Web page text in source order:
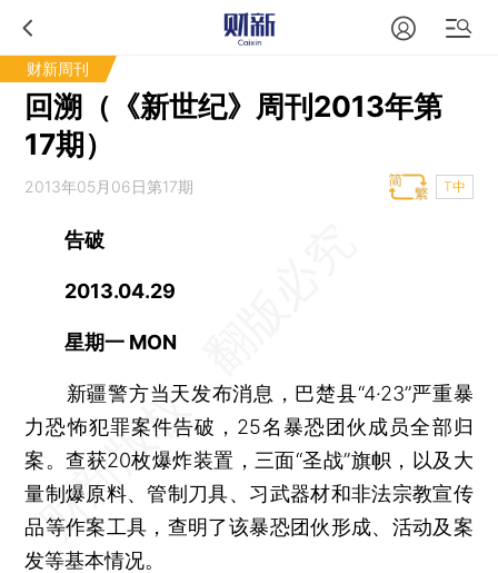
财新周刊
回溯（《新世纪》周刊2013年第
17期）
2013年05月06日第17期 T中
告破
2013.04.29
星期一 MON
新疆警方当天发布消息，巴楚县“4·23”严重暴
力恐怖犯罪案件告破，25名暴恐团伙成员全部归
案。查获20枚爆炸装置，三面“圣战”旗帜，以及大
量制爆原料、管制刀具、习武器材和非法宗教宣传
品等作案工具，查明了该暴恐团伙形成、活动及案
发等基本情况。